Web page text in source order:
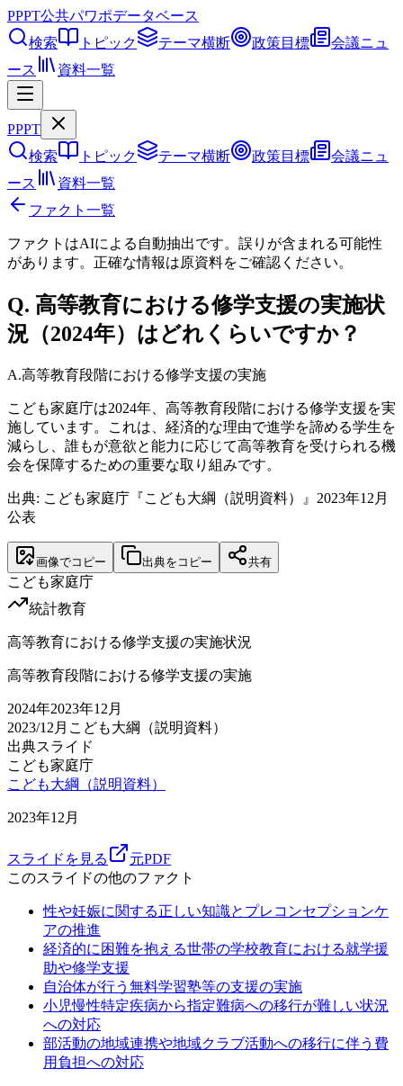
PPPT公共パワポデータベース
検索
トピック テーマ横断 政策目標
会議ニュ
ース
資料一覧
PPPT
検索
トピック テーマ横断 政策目標
会議ニュ
ース
資料一覧
ファクト一覧
ファクトはAIによる自動抽出です。誤りが含まれる可能性
があります。正確な情報は原資料をご確認ください。
Q. 高等教育における修学支援の実施状
況（2024年）はどれくらいですか？
A.高等教育段階における修学支援の実施
こども家庭庁は2024年、高等教育段階における修学支援を実
施しています。これは、経済的な理由で進学を諦める学生を
減らし、誰もが意欲と能力に応じて高等教育を受けられる機
会を保障するための重要な取り組みです。
出典: こども家庭庁『こども大綱（説明資料）』2023年12月
公表
画像でコピー 出典をコピー 共有
こども家庭庁
統計教育
高等教育における修学支援の実施状況
高等教育段階における修学支援の実施
2024年2023年12月
2023/12月 こども大綱（説明資料）
出典スライド
こども家庭庁
こども大綱（説明資料）
2023年12月
スライドを見る
元PDF
このスライドの他のファクト
性や妊娠に関する正しい知識とプレコンセプションケ
アの推進
経済的に困難を抱える世帯の学校教育における就学援
助や修学支援
自治体が行う無料学習塾等の支援の実施
小児慢性特定疾病から指定難病への移行が難しい状況
への対応
部活動の地域連携や地域クラブ活動への移行に伴う費
用負担への対応